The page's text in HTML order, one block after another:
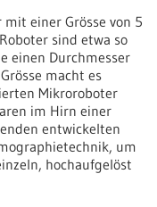
einer Grösse von 5
sind etwa so
einen Durchmesser
macht es
Mikroroboter
im Hirn einer
entwickelten
um
hochaufgelöst